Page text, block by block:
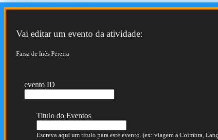
Vai editar um evento da atividade:
Farsa de Inês Pereira
evento ID
Titulo do Eventos
Escreva aqui um título para este evento. (ex: viagem a Coimbra,